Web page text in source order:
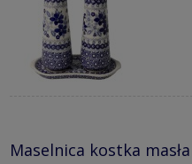
Maselnica kostka